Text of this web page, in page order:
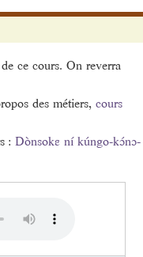
ce cours. On reverra
des métiers, cours
: Dònsokɛ ní kúngo-kɔ́nɔ-